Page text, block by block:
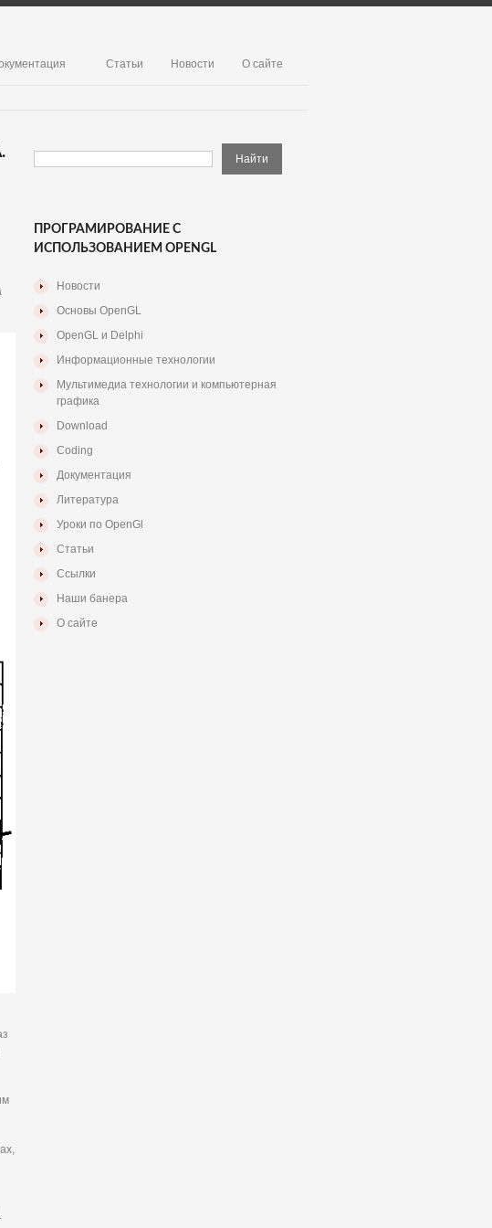
Статьи Новости О сайте
ПРОГРАМИРОВАНИЕ С
ИСПОЛЬЗОВАНИЕМ OPENGL
Новости
Основы OpenGL
OpenGL и Delphi
Информационные технологии
Мультимедиа технологии и компьютерная
графика
Download
Coding
Документация
Литература
Уроки по OpenGl
Статьи
Ссылки
Наши банера
О сайте